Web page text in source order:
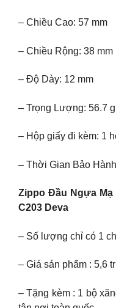
– Chiều Cao: 57 mm
– Chiều Rộng: 38 mm
– Độ Dày: 12 mm
– Trọng Lượng: 56.7
– Hộp giấy đi kèm: 1
– Thời Gian Bảo
Zippo Đầu Ngựa Mạ
C203 Deva
– Số lượng chỉ có 1
– Giá sản phẩm : 5,6
– Tặng kèm : 1 bộ